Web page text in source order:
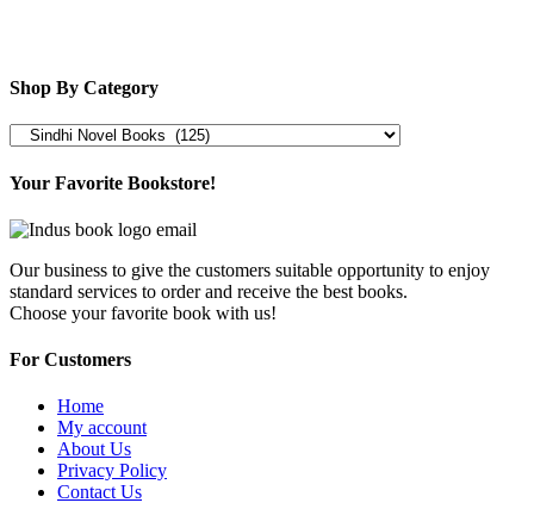
Shop By Category
Your Favorite Bookstore!
Our business to give the customers suitable opportunity to enjoy
standard services to order and receive the best books.
Choose your favorite book with us!
For Customers
Home
My account
About Us
Privacy Policy
Contact Us